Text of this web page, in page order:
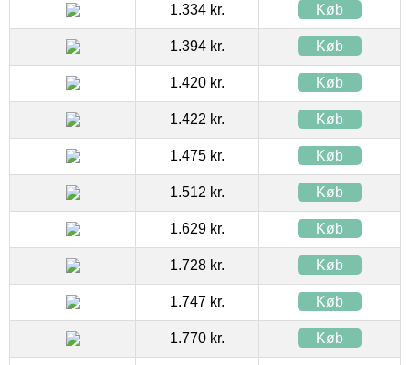
1.334 kr. Køb
1.394 kr. Køb
1.420 kr. Køb
1.422 kr. Køb
1.475 kr. Køb
1.512 kr. Køb
1.629 kr. Køb
1.728 kr. Køb
1.747 kr. Køb
1.770 kr. Køb